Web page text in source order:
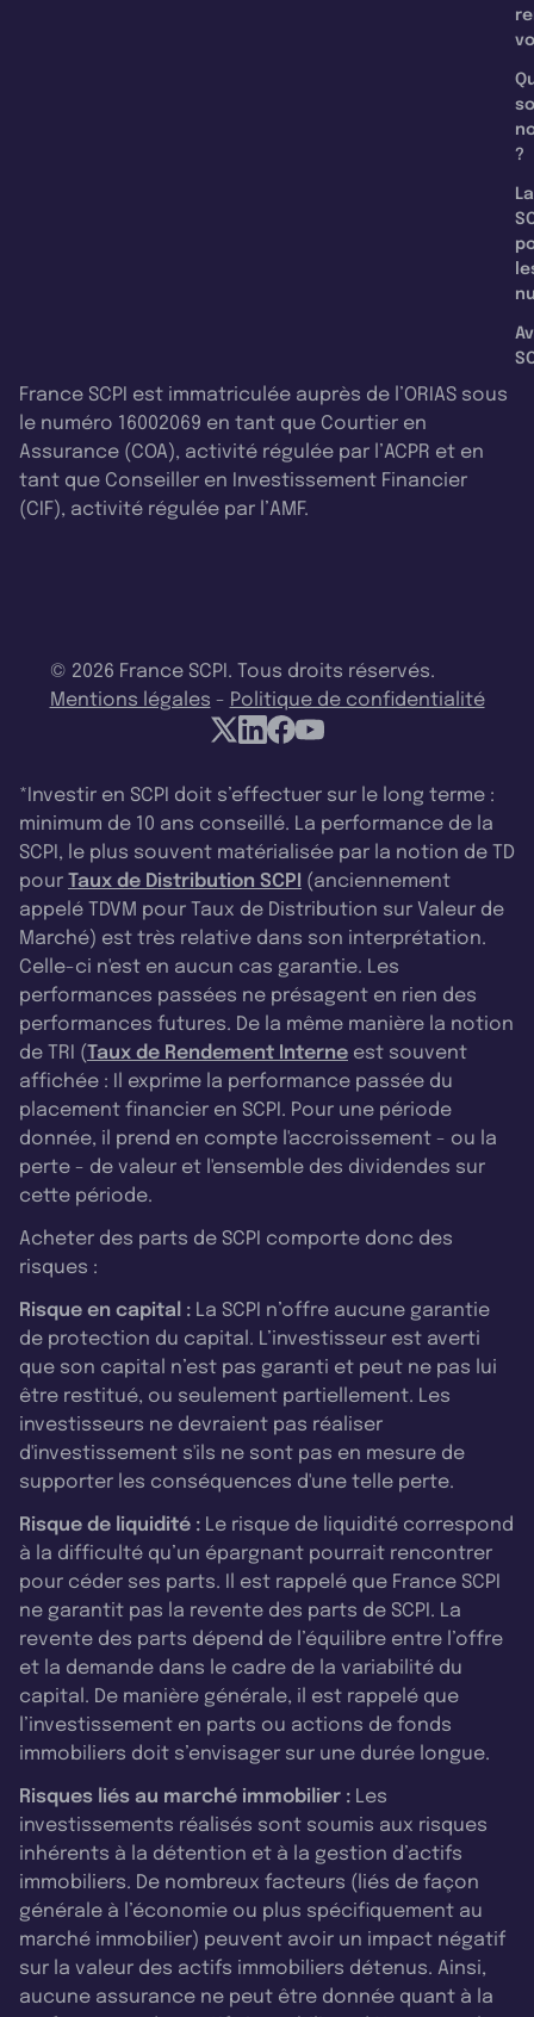
?
La
France SCPI est immatriculée auprès de l’ORIAS sous
le numéro 16002069 en tant que Courtier en
Assurance (COA), activité régulée par l’ACPR et en
tant que Conseiller en Investissement Financier
(CIF), activité régulée par l’AMF.
© 2026 France SCPI. Tous droits réservés.
Mentions légales - Politique de confidentialité
*Investir en SCPI doit s’effectuer sur le long terme :
minimum de 10 ans conseillé. La performance de la
SCPI, le plus souvent matérialisée par la notion de TD
pour Taux de Distribution SCPI (anciennement
appelé TDVM pour Taux de Distribution sur Valeur de
Marché) est très relative dans son interprétation.
Celle-ci n'est en aucun cas garantie. Les
performances passées ne présagent en rien des
performances futures. De la même manière la notion
de TRI (Taux de Rendement Interne est souvent
affichée : Il exprime la performance passée du
placement financier en SCPI. Pour une période
donnée, il prend en compte l'accroissement - ou la
perte - de valeur et l'ensemble des dividendes sur
cette période.
Acheter des parts de SCPI comporte donc des
risques :
Risque en capital : La SCPI n’offre aucune garantie
de protection du capital. L’investisseur est averti
que son capital n’est pas garanti et peut ne pas lui
être restitué, ou seulement partiellement. Les
investisseurs ne devraient pas réaliser
d'investissement s'ils ne sont pas en mesure de
supporter les conséquences d'une telle perte.
Risque de liquidité : Le risque de liquidité correspond
à la difficulté qu’un épargnant pourrait rencontrer
pour céder ses parts. Il est rappelé que France SCPI
ne garantit pas la revente des parts de SCPI. La
revente des parts dépend de l’équilibre entre l’offre
et la demande dans le cadre de la variabilité du
capital. De manière générale, il est rappelé que
l’investissement en parts ou actions de fonds
immobiliers doit s’envisager sur une durée longue.
Risques liés au marché immobilier : Les
investissements réalisés sont soumis aux risques
inhérents à la détention et à la gestion d’actifs
immobiliers. De nombreux facteurs (liés de façon
générale à l’économie ou plus spécifiquement au
marché immobilier) peuvent avoir un impact négatif
sur la valeur des actifs immobiliers détenus. Ainsi,
aucune assurance ne peut être donnée quant à la